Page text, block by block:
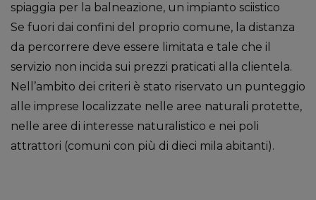
spiaggia per la balneazione, un impianto sciistico
Se fuori dai confini del proprio comune, la distanza
da percorrere deve essere limitata e tale che il
servizio non incida sui prezzi praticati alla clientela.
Nell’ambito dei criteri è stato riservato un punteggio
alle imprese localizzate nelle aree naturali protette,
nelle aree di interesse naturalistico e nei poli
attrattori (comuni con più di dieci mila abitanti).